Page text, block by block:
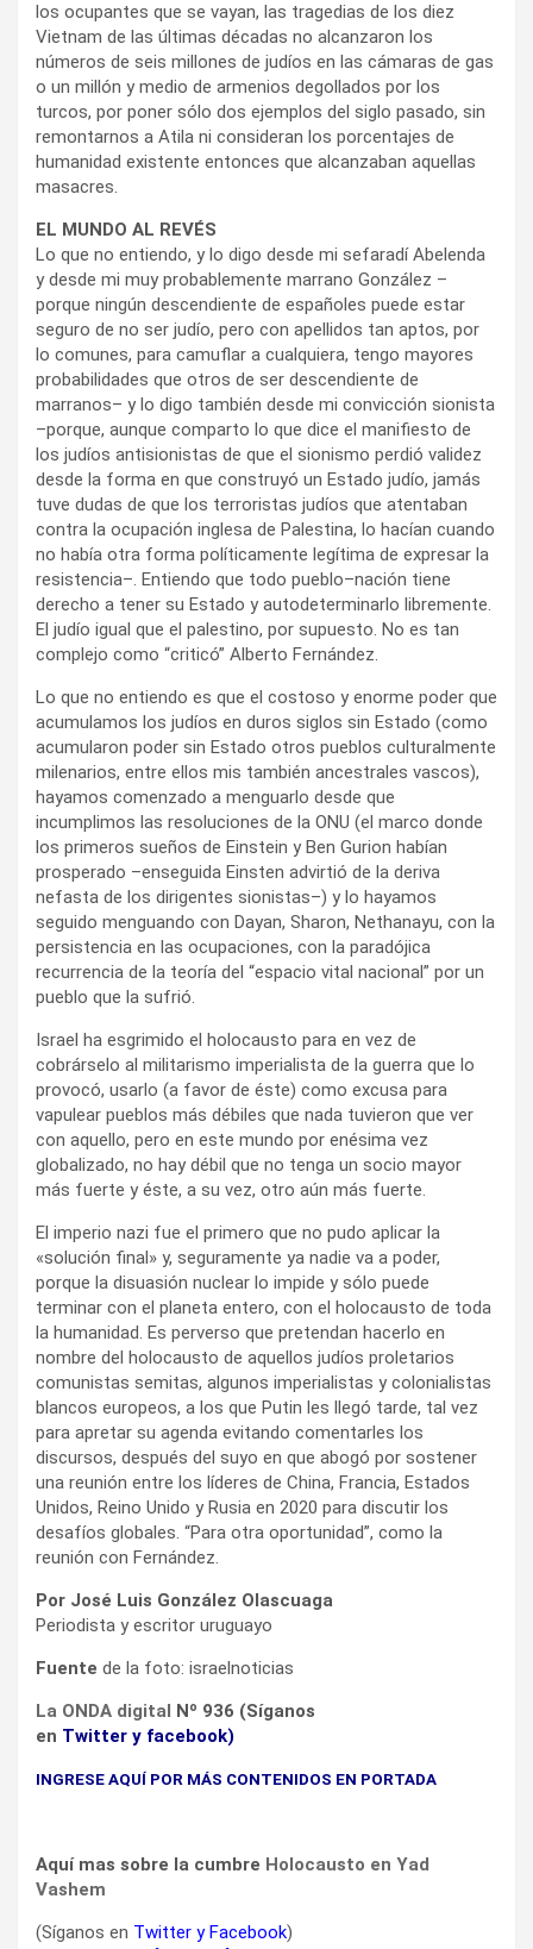
los ocupantes que se vayan, las tragedias de los diez
Vietnam de las últimas décadas no alcanzaron los
números de seis millones de judíos en las cámaras de gas
o un millón y medio de armenios degollados por los
turcos, por poner sólo dos ejemplos del siglo pasado, sin
remontarnos a Atila ni consideran los porcentajes de
humanidad existente entonces que alcanzaban aquellas
masacres.
EL MUNDO AL REVÉS
Lo que no entiendo, y lo digo desde mi sefaradí Abelenda
y desde mi muy probablemente marrano González –
porque ningún descendiente de españoles puede estar
seguro de no ser judío, pero con apellidos tan aptos, por
lo comunes, para camuflar a cualquiera, tengo mayores
probabilidades que otros de ser descendiente de
marranos– y lo digo también desde mi convicción sionista
–porque, aunque comparto lo que dice el manifiesto de
los judíos antisionistas de que el sionismo perdió validez
desde la forma en que construyó un Estado judío, jamás
tuve dudas de que los terroristas judíos que atentaban
contra la ocupación inglesa de Palestina, lo hacían cuando
no había otra forma políticamente legítima de expresar la
resistencia–. Entiendo que todo pueblo–nación tiene
derecho a tener su Estado y autodeterminarlo libremente.
El judío igual que el palestino, por supuesto. No es tan
complejo como “criticó” Alberto Fernández.
Lo que no entiendo es que el costoso y enorme poder que
acumulamos los judíos en duros siglos sin Estado (como
acumularon poder sin Estado otros pueblos culturalmente
milenarios, entre ellos mis también ancestrales vascos),
hayamos comenzado a menguarlo desde que
incumplimos las resoluciones de la ONU (el marco donde
los primeros sueños de Einstein y Ben Gurion habían
prosperado –enseguida Einsten advirtió de la deriva
nefasta de los dirigentes sionistas–) y lo hayamos
seguido menguando con Dayan, Sharon, Nethanayu, con la
persistencia en las ocupaciones, con la paradójica
recurrencia de la teoría del “espacio vital nacional” por un
pueblo que la sufrió.
Israel ha esgrimido el holocausto para en vez de
cobrárselo al militarismo imperialista de la guerra que lo
provocó, usarlo (a favor de éste) como excusa para
vapulear pueblos más débiles que nada tuvieron que ver
con aquello, pero en este mundo por enésima vez
globalizado, no hay débil que no tenga un socio mayor
más fuerte y éste, a su vez, otro aún más fuerte.
El imperio nazi fue el primero que no pudo aplicar la
«solución final» y, seguramente ya nadie va a poder,
porque la disuasión nuclear lo impide y sólo puede
terminar con el planeta entero, con el holocausto de toda
la humanidad. Es perverso que pretendan hacerlo en
nombre del holocausto de aquellos judíos proletarios
comunistas semitas, algunos imperialistas y colonialistas
blancos europeos, a los que Putin les llegó tarde, tal vez
para apretar su agenda evitando comentarles los
discursos, después del suyo en que abogó por sostener
una reunión entre los líderes de China, Francia, Estados
Unidos, Reino Unido y Rusia en 2020 para discutir los
desafíos globales. “Para otra oportunidad”, como la
reunión con Fernández.
Por José Luis González Olascuaga
Periodista y escritor uruguayo
Fuente de la foto: israelnoticias
La ONDA digital Nº 936 (Síganos
en Twitter y facebook)
INGRESE AQUÍ POR MÁS CONTENIDOS EN PORTADA
Aquí mas sobre la cumbre Holocausto en Yad
Vashem
(Síganos en Twitter yFacebook)